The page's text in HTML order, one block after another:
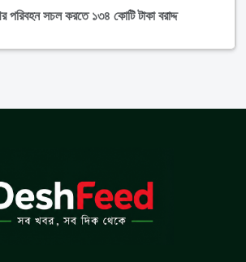
পরিবহন সচল করতে ১৩৪ কোটি টাকা বরাদ্দ